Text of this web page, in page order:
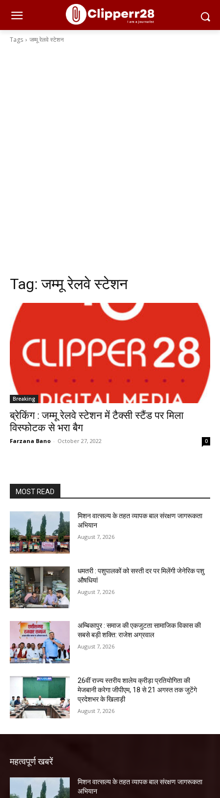
Tags जम्मू रेलवे स्टेशन
Tag:जम्मू रेलवे स्टेशन
Breaking
ब्रेकिंग : जम्मू रेलवे स्टेशन में टैक्सी स्टैंड पर मिला
विस्फोटक से भरा बैग
Farzana Bano - October 27, 2022 0
MOST READ
मिशन वात्सल्य के तहत व्यापक बाल संरक्षण जागरूकता
अभियान
August 7, 2026
धमतरी : पशुपालकों को सस्ती दर पर मिलेंगी जेनेरिक पशु
औषधियां
August 7, 2026
अम्बिकापुर : समाज की एकजुटता सामाजिक विकास की
सबसे बड़ी शक्ति: राजेश अग्रवाल
August 7, 2026
26वीं राज्य स्तरीय शालेय क्रीड़ा प्रतियोगिता की
मेजबानी करेगा जीपीएम, 18 से 21 अगस्त तक जुटेंगे
प्रदेशभर के खिलाड़ी
August 7, 2026
महत्वपूर्ण खबरें
मिशन वात्सल्य के तहत व्यापक बाल संरक्षण जागरूकता
अभियान